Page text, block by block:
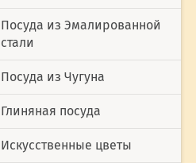
Посуда из Эмалированной
стали
Посуда из Чугуна
Глиняная посуда
Искусственные цветы